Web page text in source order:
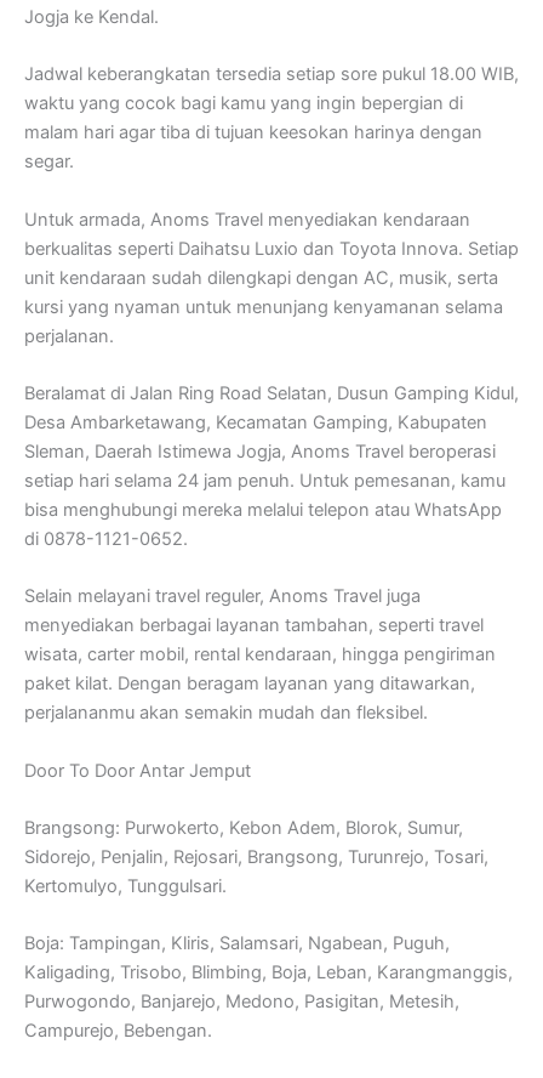
Jogja ke Kendal.
Jadwal keberangkatan tersedia setiap sore pukul 18.00 WIB,
waktu yang cocok bagi kamu yang ingin bepergian di
malam hari agar tiba di tujuan keesokan harinya dengan
segar.
Untuk armada, Anoms Travel menyediakan kendaraan
berkualitas seperti Daihatsu Luxio dan Toyota Innova. Setiap
unit kendaraan sudah dilengkapi dengan AC, musik, serta
kursi yang nyaman untuk menunjang kenyamanan selama
perjalanan.
Beralamat di Jalan Ring Road Selatan, Dusun Gamping Kidul,
Desa Ambarketawang, Kecamatan Gamping, Kabupaten
Sleman, Daerah Istimewa Jogja, Anoms Travel beroperasi
setiap hari selama 24 jam penuh. Untuk pemesanan, kamu
bisa menghubungi mereka melalui telepon atau WhatsApp
di 0878-1121-0652.
Selain melayani travel reguler, Anoms Travel juga
menyediakan berbagai layanan tambahan, seperti travel
wisata, carter mobil, rental kendaraan, hingga pengiriman
paket kilat. Dengan beragam layanan yang ditawarkan,
perjalananmu akan semakin mudah dan fleksibel.
Door To Door Antar Jemput
Brangsong: Purwokerto, Kebon Adem, Blorok, Sumur,
Sidorejo, Penjalin, Rejosari, Brangsong, Turunrejo, Tosari,
Kertomulyo, Tunggulsari.
Boja: Tampingan, Kliris, Salamsari, Ngabean, Puguh,
Kaligading, Trisobo, Blimbing, Boja, Leban, Karangmanggis,
Purwogondo, Banjarejo, Medono, Pasigitan, Metesih,
Campurejo, Bebengan.